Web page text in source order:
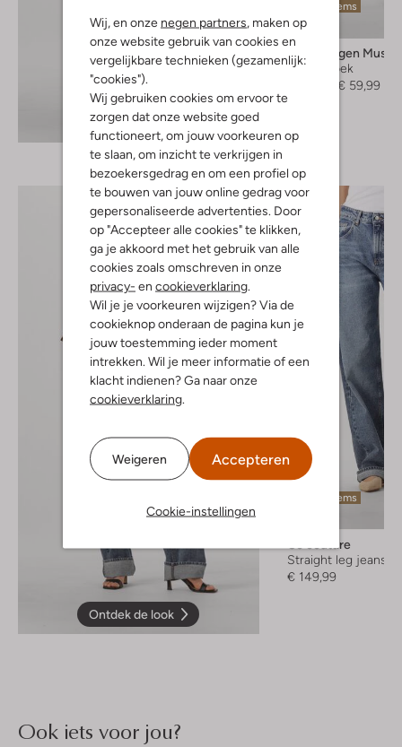
Wij, en onze negen partners, maken op
onze website gebruik van cookies en
vergelijkbare technieken (gezamenlijk:
"cookies").
Wij gebruiken cookies om ervoor te
zorgen dat onze website goed
functioneert, om jouw voorkeuren op
te slaan, om inzicht te verkrijgen in
bezoekersgedrag en om een profiel op
te bouwen van jouw online gedrag voor
gepersonaliseerde advertenties. Door
op "Accepteer alle cookies" te klikken,
ga je akkoord met het gebruik van alle
cookies zoals omschreven in onze
privacy- en cookieverklaring.
Wil je je voorkeuren wijzigen? Via de
cookieknop onderaan de pagina kun je
jouw toestemming ieder moment
intrekken. Wil je meer informatie of een
klacht indienen? Ga naar onze
cookieverklaring.
Weigeren Accepteren
Cookie-instellingen
Ontdek de look
Laatste items
-50%
Copenhagen Muse
Korte broek
€ 59,99
Ontdek de look
Laatste items
Co'couture
Straight leg jeans
€ 149,99
Ook iets voor jou?